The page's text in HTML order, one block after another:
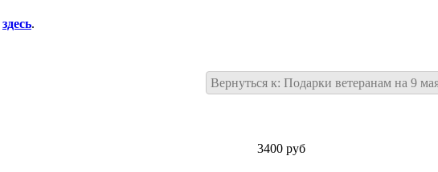
здесь.
Вернуться к: Подарки ветеранам на 9
3400 руб